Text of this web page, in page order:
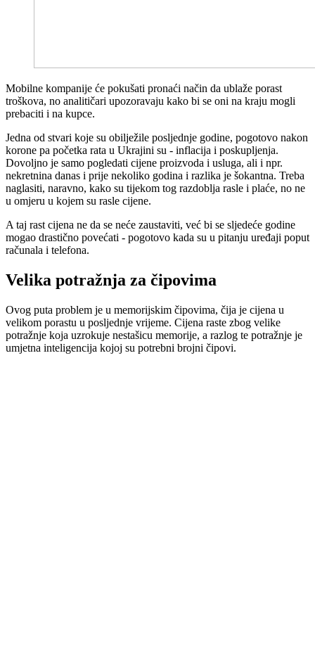
Mobilne kompanije će pokušati pronaći način da ublaže porast
troškova, no analitičari upozoravaju kako bi se oni na kraju mogli
prebaciti i na kupce.
Jedna od stvari koje su obilježile posljednje godine, pogotovo nakon
korone pa početka rata u Ukrajini su - inflacija i poskupljenja.
Dovoljno je samo pogledati cijene proizvoda i usluga, ali i npr.
nekretnina danas i prije nekoliko godina i razlika je šokantna. Treba
naglasiti, naravno, kako su tijekom tog razdoblja rasle i plaće, no ne
u omjeru u kojem su rasle cijene.
A taj rast cijena ne da se neće zaustaviti, već bi se sljedeće godine
mogao drastično povećati - pogotovo kada su u pitanju uređaji poput
računala i telefona.
Velika potražnja za čipovima
Ovog puta problem je u memorijskim čipovima, čija je cijena u
velikom porastu u posljednje vrijeme. Cijena raste zbog velike
potražnje koja uzrokuje nestašicu memorije, a razlog te potražnje je
umjetna inteligencija kojoj su potrebni brojni čipovi.